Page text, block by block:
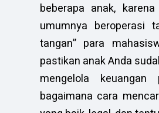
beberapa anak,
umumnya beroperasi
tangan” para
pastikan anak Anda
mengelola keuangan
bagaimana cara